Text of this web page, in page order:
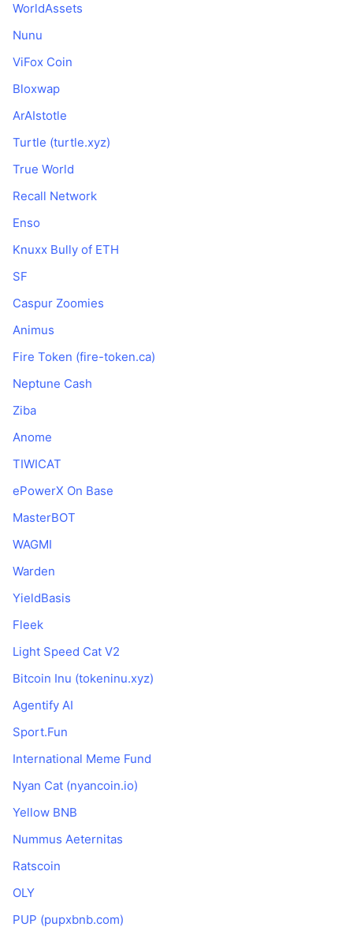
WorldAssets
Nunu
ViFox Coin
Bloxwap
ArAIstotle
Turtle (turtle.xyz)
True World
Recall Network
Enso
Knuxx Bully of ETH
SF
Caspur Zoomies
Animus
Fire Token (fire-token.ca)
Neptune Cash
Ziba
Anome
TIWICAT
ePowerX On Base
MasterBOT
WAGMI
Warden
YieldBasis
Fleek
Light Speed Cat V2
Bitcoin Inu (tokeninu.xyz)
Agentify AI
Sport.Fun
International Meme Fund
Nyan Cat (nyancoin.io)
Yellow BNB
Nummus Aeternitas
Ratscoin
OLY
PUP (pupxbnb.com)